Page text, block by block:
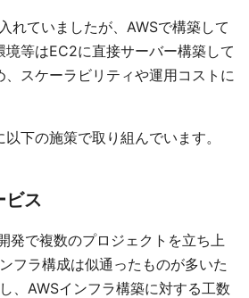
れていましたが、AWSで構築して
境等はEC2に直接サーバー構築して
スケーラビリティや運用コストに
下の施策で取り組んでいます。
ビス
発で複数のプロジェクトを立ち上
フラ構成は似通ったものが多いた
、AWSインフラ構築に対する工数